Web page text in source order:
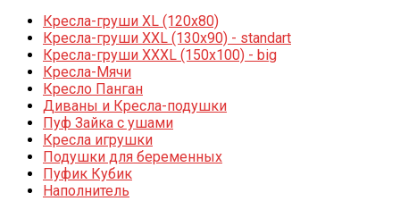
Кресла-груши XL (120x80)
Кресла-груши XXL (130x90) - standart
Кресла-груши XXXL (150x100) - big
Кресла-Мячи
Кресло Панган
Диваны и Кресла-подушки
Пуф Зайка с ушами
Кресла игрушки
Подушки для беременных
Пуфик Кубик
Наполнитель